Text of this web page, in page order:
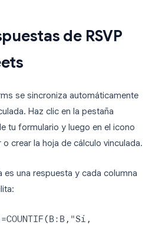
de RSVP
se sincroniza automáticamente
Haz clic en la pestaña
tu formulario y luego en el icono
crear la hoja de cálculo vinculada.
es una respuesta y cada columna
=COUNTIF(B:B,"Sí,